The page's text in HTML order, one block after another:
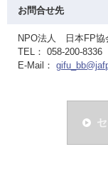
お問合せ先
NPO法人 日本FP
TEL： 058-200-8336
E-Mail：